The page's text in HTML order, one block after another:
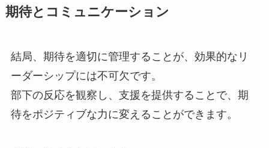
期待とコミュニケーション
結局、期待を適切に管理することが、効果的なリ
ーダーシップには不可欠です。
部下の反応を観察し、支援を提供することで、期
待をポジティブな力に変えることができます。